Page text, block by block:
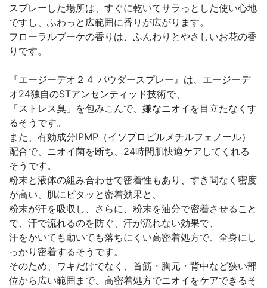
スプレーした場所は、すぐに乾いてサラっとした使い心地
ですし、ふわっと広範囲に香りが広がります。
フローラルブーケの香りは、ふんわりとやさしいお花の香
りです。
『エージーデオ２４ パウダースプレー』は、エージーデ
オ24独自のSTアンセンティッド技術で、
「ストレス臭」を包みこんで、嫌なニオイを目立たなくす
るそうです。
また、有効成分IPMP（イソプロピルメチルフェノール）
配合で、ニオイ菌を断ち、24時間肌快適ケアしてくれる
そうです。
粉末と液体の組み合わせで密着性もあり、すき間なく密度
が高い、肌にピタッと密着効果と、
粉末が汗を吸収し、さらに、粉末を油分で密着させること
で、汗で流れるのを防ぐ、汗が流れない効果で、
汗をかいても動いても落ちにくい高密着処方で、全身にし
っかり密着するそうです。
そのため、ワキだけでなく、首筋・胸元・背中など狭い部
位から広い範囲まで、高密着処方でニオイをケアできるそ